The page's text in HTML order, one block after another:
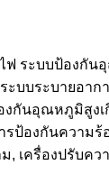
ฟ ระบบป้องกัน
บบระบายอาก
งกันอุณหภูมิสูงเ
รป้องกันความร้
, เครื่องปรับคว